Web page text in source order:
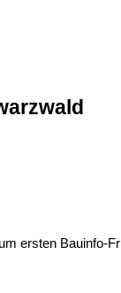
ersten Bauinfo-